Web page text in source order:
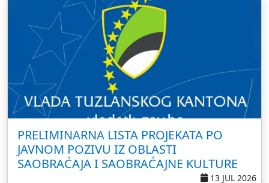
PRELIMINARNA LISTA PROJEKATA PO
JAVNOM POZIVU IZ OBLASTI
SAOBRAĆAJA I SAOBRAĆAJNE KULTURE
13 JUL 2026